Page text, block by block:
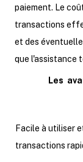
paiement. Le
transactions
et des
que l'assistance
Les
Facile à utiliser
transactions